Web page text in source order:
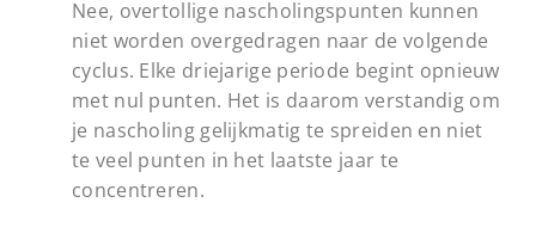
Nee, overtollige nascholingspunten kunnen
niet worden overgedragen naar de volgende
cyclus. Elke driejarige periode begint opnieuw
met nul punten. Het is daarom verstandig om
je nascholing gelijkmatig te spreiden en niet
te veel punten in het laatste jaar te
concentreren.